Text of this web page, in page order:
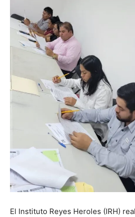
El Instituto Reyes Heroles (IRH)